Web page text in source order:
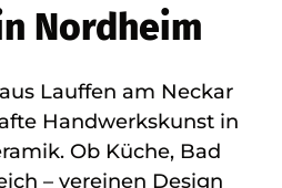
Nordheim
Lauffen am Neckar
Handwerkskunst in
Ob Küche, Bad
– vereinen Design